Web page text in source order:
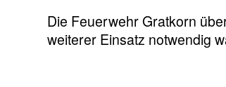
Die Feuerwehr Gratkorn
weiterer Einsatz notwendig